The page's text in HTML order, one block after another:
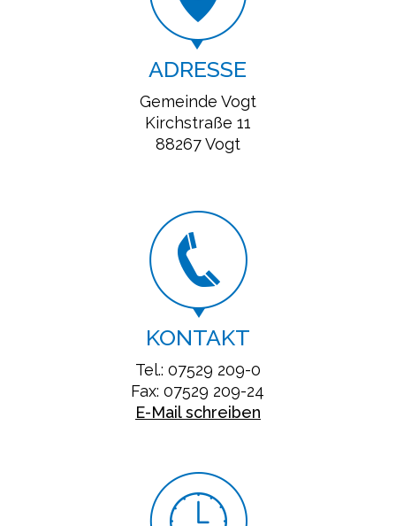
ADRESSE
Gemeinde Vogt
Kirchstraße 11
88267 Vogt
KONTAKT
Tel.: 07529 209-0
Fax: 07529 209-24
E-Mail schreiben